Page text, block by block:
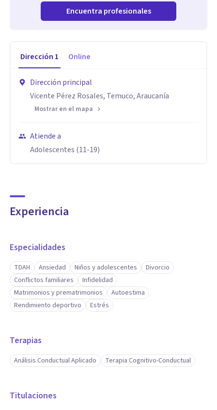
Encuentra profesionales
Dirección 1 Online
Dirección principal
Vicente Pérez Rosales, Temuco, Araucanía
Mostrar en el mapa
Atiende a
Adolescentes (11-19)
Experiencia
Especialidades
TDAH Ansiedad Niños y adolescentes
Divorcio
Conflictos familiares
Infidelidad
Matrimonios y prematrimonios
Autoestima
Rendimiento deportivo
Estrés
Terapias
Análisis Conductual Aplicado Terapia Cognitivo-Conductual
Titulaciones